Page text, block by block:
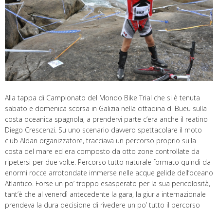
Alla tappa di Campionato del Mondo Bike Trial che si è tenuta
sabato e domenica scorsa in Galizia nella cittadina di Bueu sulla
costa oceanica spagnola, a prendervi parte c’era anche il reatino
Diego Crescenzi. Su uno scenario davvero spettacolare il moto
club Aldan organizzatore, tracciava un percorso proprio sulla
costa del mare ed era composto da otto zone controllate da
ripetersi per due volte. Percorso tutto naturale formato quindi da
enormi rocce arrotondate immerse nelle acque gelide dell’oceano
Atlantico. Forse un po’ troppo esasperato per la sua pericolosità,
tant’è che al venerdì antecedente la gara, la giuria internazionale
prendeva la dura decisione di rivedere un po’ tutto il percorso